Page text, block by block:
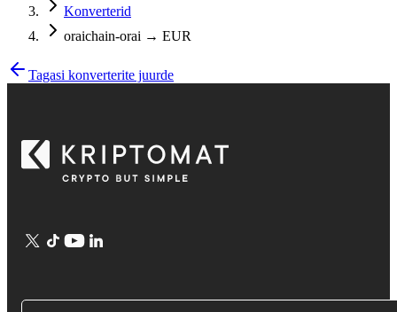
Konverterid
oraichain-orai → EUR
Tagasi konverterite juurde